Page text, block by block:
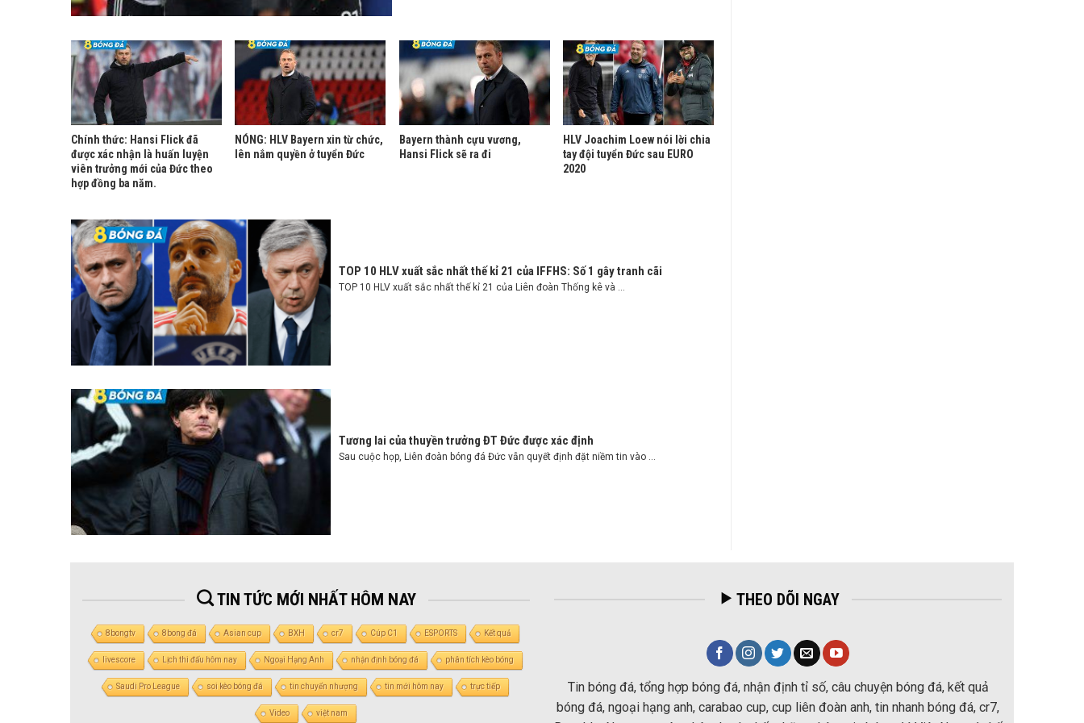
Chính thức: Hansi Flick đã
được xác nhận là huấn luyện
viên trưởng mới của Đức theo
hợp đồng ba năm.
NÓNG: HLV Bayern xin từ chức,
lên nắm quyền ở tuyển Đức
Bayern thành cựu vương,
Hansi Flick sẽ ra đi
HLV Joachim Loew nói lời chia
tay đội tuyển Đức sau EURO
2020
TOP 10 HLV xuất sắc nhất thế kỉ 21 của IFFHS: Số 1 gây tranh cãi
TOP 10 HLV xuất sắc nhất thế kỉ 21 của Liên đoàn Thống kê và ...
Tương lai của thuyền trưởng ĐT Đức được xác định
Sau cuộc họp, Liên đoàn bóng đá Đức vẫn quyết định đặt niềm tin vào ...
TIN TỨC MỚI NHẤT HÔM NAY
8bongtv 8bong đá Asian cup BXH cr7 Cúp C1 ESPORTS Kết quả
livescore Lịch thi đấu hôm nay Ngoại Hạng Anh nhận định bóng đá phân tích kèo bóng
Saudi Pro League soi kèo bóng đá tin chuyển nhượng tin mới hôm nay trực tiếp
Video việt nam
THEO DÕI NGAY
Tin bóng đá, tổng hợp bóng đá, nhận định tỉ số, câu chuyện bóng đá, kết quả
bóng đá, ngoại hạng anh, carabao cup, cup liên đoàn anh, tin nhanh bóng đá, cr7,